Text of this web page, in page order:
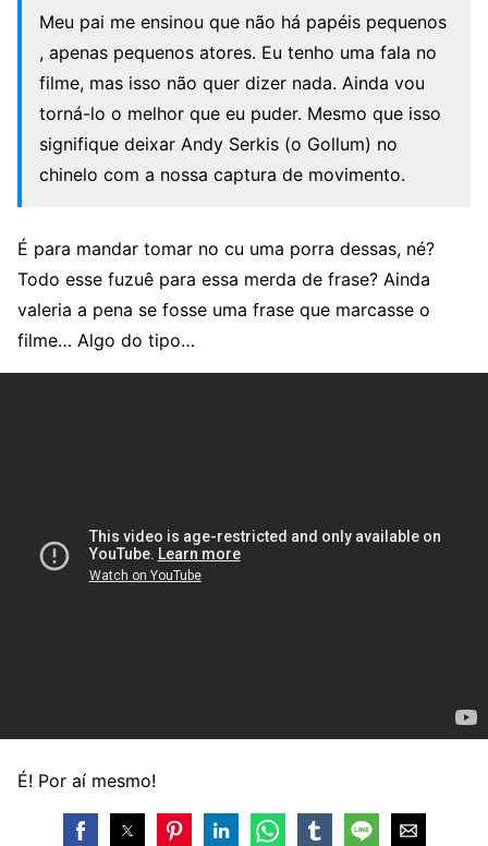
Meu pai me ensinou que não há papéis pequenos
, apenas pequenos atores. Eu tenho uma fala no
filme, mas isso não quer dizer nada. Ainda vou
torná-lo o melhor que eu puder. Mesmo que isso
signifique deixar Andy Serkis (o Gollum) no
chinelo com a nossa captura de movimento.
É para mandar tomar no cu uma porra dessas, né?
Todo esse fuzuê para essa merda de frase? Ainda
valeria a pena se fosse uma frase que marcasse o
filme… Algo do tipo…
É! Por aí mesmo!